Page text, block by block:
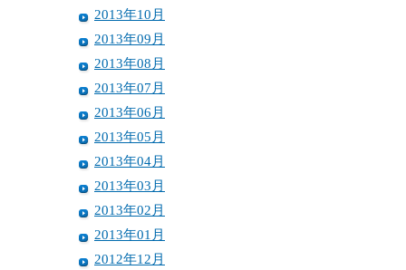
2013年10月
2013年09月
2013年08月
2013年07月
2013年06月
2013年05月
2013年04月
2013年03月
2013年02月
2013年01月
2012年12月